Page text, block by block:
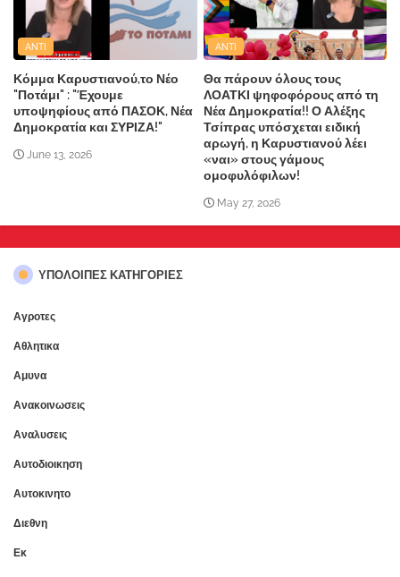
ANTI
Κόμμα Καρυστιανού,το Νέο
"Ποτάμι" : "Έχουμε
υποψηφίους από ΠΑΣΟΚ, Νέα
Δημοκρατία και ΣΥΡΙΖΑ!"
June 13, 2026
ANTI
Θα πάρουν όλους τους
ΛΟΑΤΚΙ ψηφοφόρους από τη
Νέα Δημοκρατία!! Ο Αλέξης
Τσίπρας υπόσχεται ειδική
αρωγή, η Καρυστιανού λέει
«ναι» στους γάμους
ομοφυλόφιλων!
May 27, 2026
ΥΠΌΛΟΙΠΕΣ ΚΑΤΗΓΟΡΊΕΣ
Αγροτες
Αθλητικα
Αμυνα
Ανακοινωσεις
Αναλυσεις
Αυτοδιοικηση
Αυτοκινητο
Διεθνη
Εκ